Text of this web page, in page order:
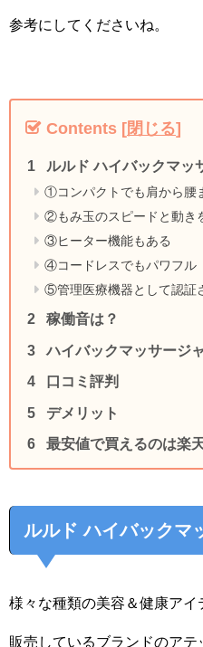
参考にしてくださいね。
Contents [閉じる]
ルルド ハイバックマッ
①コンパクトでも肩から腰
②もみ玉のスピードと動き
③ヒーター機能もある
④コードレスでもパワフル
⑤管理医療機器として認証
稼働音は？
ハイバックマッサージ
口コミ評判
デメリット
最安値で買えるのは楽
ルルド ハイバックマ
様々な種類の美容＆健康アイ
販売しているブランドのアテ